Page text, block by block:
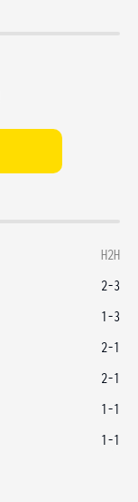
H2H
2-3
1-3
2-1
2-1
1-1
1-1